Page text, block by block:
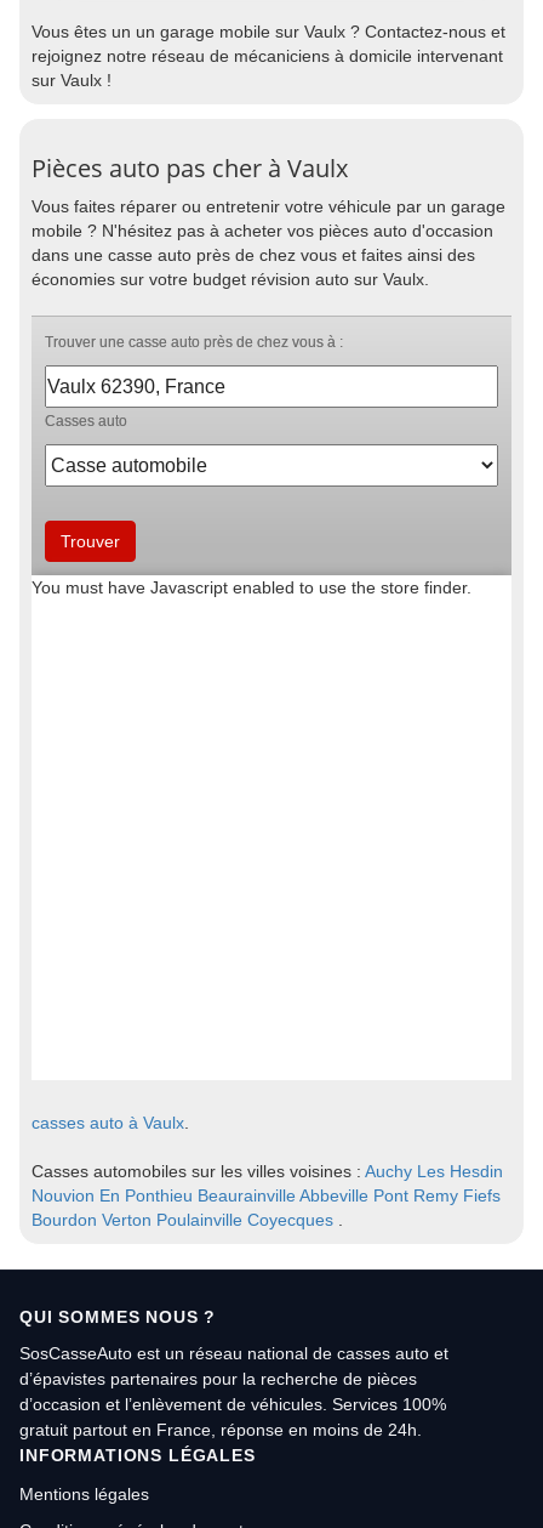
Vous êtes un un garage mobile sur Vaulx ? Contactez-nous et
rejoignez notre réseau de mécaniciens à domicile intervenant
sur Vaulx !
Pièces auto pas cher à Vaulx
Vous faites réparer ou entretenir votre véhicule par un garage
mobile ? N'hésitez pas à acheter vos pièces auto d'occasion
dans une casse auto près de chez vous et faites ainsi des
économies sur votre budget révision auto sur Vaulx.
casses auto à Vaulx
Casses automobiles sur les villes voisines : Auchy Les Hesdin
Nouvion En Ponthieu Beaurainville Abbeville Pont Remy Fiefs
Bourdon Verton Poulainville Coyecques
QUI SOMMES NOUS ?
SosCasseAuto est un réseau national de casses auto et
d’épavistes partenaires pour la recherche de pièces
d’occasion et l’enlèvement de véhicules. Services 100%
gratuit partout en France, réponse en moins de 24h.
INFORMATIONS LÉGALES
Mentions légales